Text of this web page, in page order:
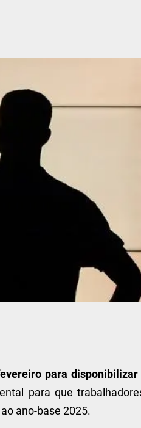
para disponibilizar
para que
ano-base 2025.